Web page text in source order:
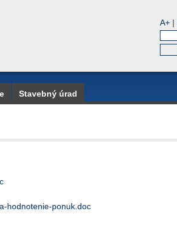
A+ |
Stavebný úrad
hodnotenie-ponuk.doc